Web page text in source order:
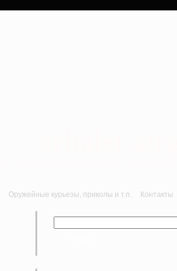
Оружейные курьезы, приколы и т.п. Контакты